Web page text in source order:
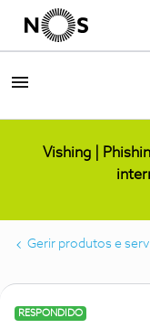
Vishing |
Gerir produtos e
RESPONDIDO